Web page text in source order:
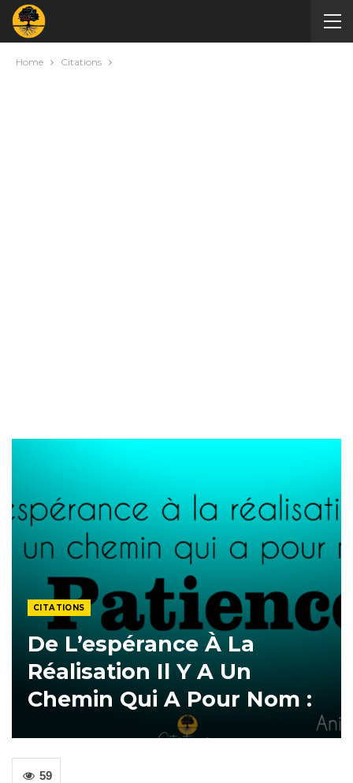
Home Citations
CITATIONS
De L’espérance À La
Réalisation Il Y A Un
Chemin Qui A Pour Nom :
59